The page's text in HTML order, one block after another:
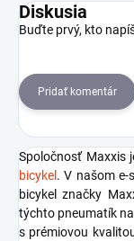
Diskusia
Buďte prvý, kto
Pridať komentár
Spoločnosť Maxxis
bicykel . V našom e-
bicykel značky
týchto pneumatík
s prémiovou